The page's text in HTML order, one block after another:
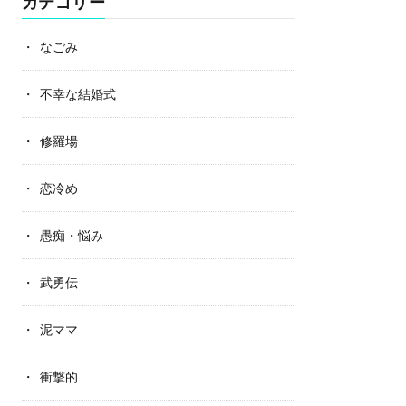
なごみ
不幸な結婚式
修羅場
恋冷め
愚痴・悩み
武勇伝
泥ママ
衝撃的